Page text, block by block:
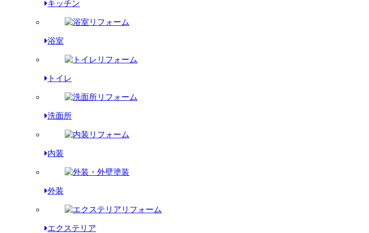
キッチン
浴室
トイレ
洗面所
内装
外装
エクステリア